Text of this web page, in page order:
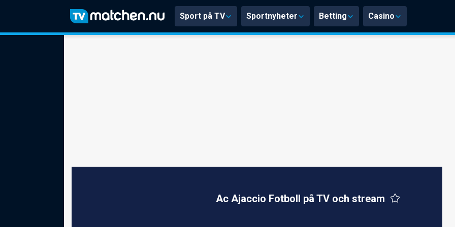
Sport på TV Sportnyheter Betting Casino
Ac Ajaccio Fotboll på TV och stream